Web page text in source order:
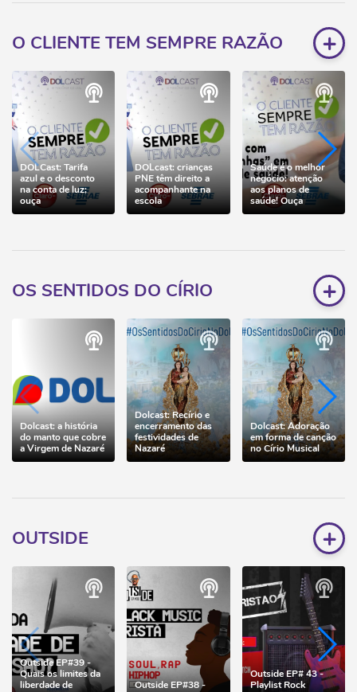
O CLIENTE TEM SEMPRE RAZÃO +
DOLCast: Tarifa
azul e o desconto
na conta de luz;
ouça
DOLcast: crianças
PNE têm direito a
acompanhante na
escola
Saúde é o melhor
negócio: atenção
aos planos de
saúde! Ouça
OS SENTIDOS DO CÍRIO +
Dolcast: a história
do manto que cobre
a Virgem de Nazaré
Dolcast: Recírio e
encerramento das
festividades de
Nazaré
Dolcast: Adoração
em forma de canção
no Círio Musical
OUTSIDE +
Outside EP#39 -
Quais os limites da
liberdade de
Outside EP#38 -
Outside EP# 43 -
Playlist Rock